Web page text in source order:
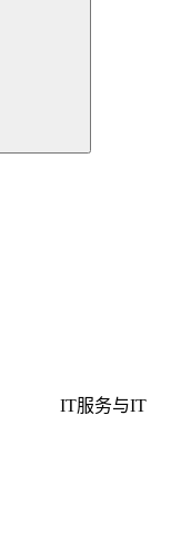
IT服务与IT